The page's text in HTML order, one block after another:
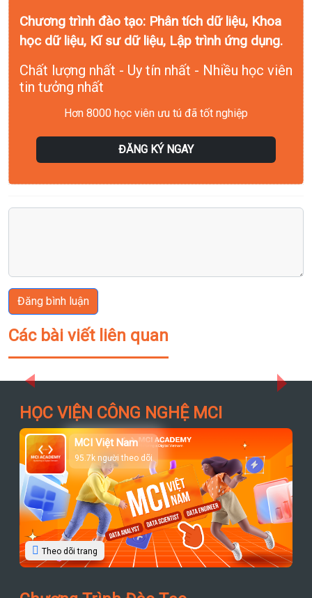
Chương trình đào tạo: Phân tích dữ liệu, Khoa
học dữ liệu, Kĩ sư dữ liệu, Lập trình ứng dụng.
Chất lượng nhất - Uy tín nhất - Nhiều học viên
tin tưởng nhất
Hơn 8000 học viên ưu tú đã tốt nghiệp
ĐĂNG KÝ NGAY
Đăng bình luận
Các bài viết liên quan
Previous
HỌC VIỆN CÔNG NGHỆ MCI
MCI Việt Nam
95.7k người theo dõi
Theo dõi trang